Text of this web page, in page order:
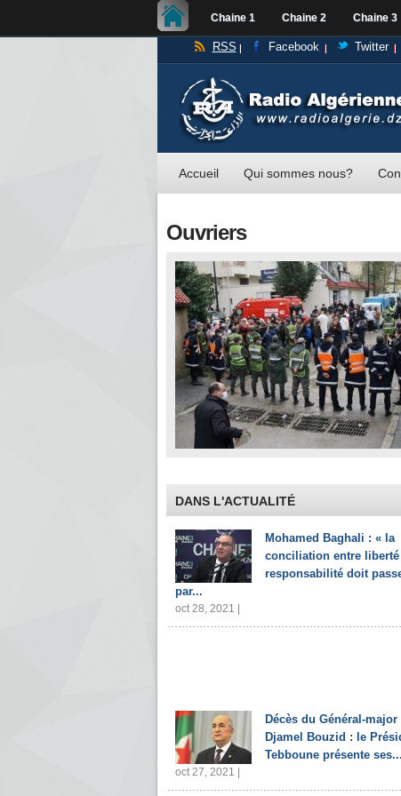
Chaine 1 Chaine 2 Chaine 3
RSS Facebook Twitter
Accueil Qui sommes nous?
Ouvriers
DANS L'ACTUALITÉ
Mohamed Baghali : « la
conciliation entre liberté
responsabilité doit
par...
oct 28, 2021 |
Décès du Général-major
Djamel Bouzid : le
Tebboune présente ses...
oct 27, 2021 |